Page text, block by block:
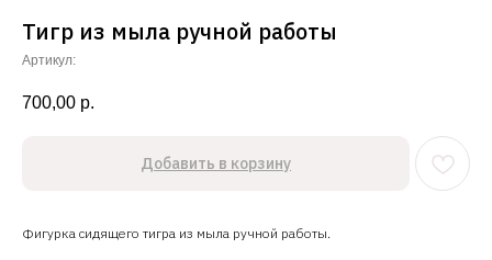
Тигр из мыла ручной работы
Артикул:
700,00 р.
Добавить в корзину
Фигурка сидящего тигра из мыла ручной работы.